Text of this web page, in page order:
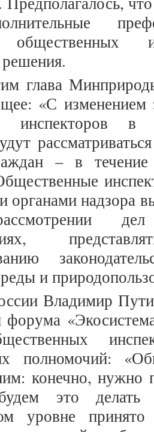
общественных
решения.
глава
«С изменением
инспекторов в
– в
органами надзора
и
Владимир
полномочий:
конечно, нужно
будем это
уровне